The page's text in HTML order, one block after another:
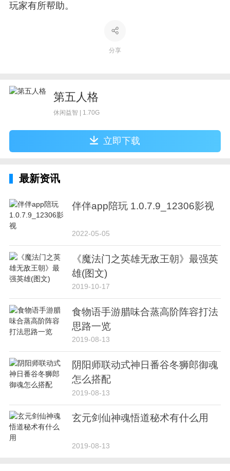
玩家有所帮助。
分享
第五人格
休闲益智 | 1.70G
立即下载
最新资讯
伴伴app陪玩 1.0.7.9_12306影视
2022-05-05
《魔法门之英雄无敌王朝》最强英
雄(图文)
2019-10-17
食物语手游腊味合蒸高阶阵容打法
思路一览
2019-08-13
阴阳师联动式神日番谷冬狮郎御魂
怎么搭配
2019-08-13
玄元剑仙神魂悟道秘术有什么用
2019-08-13